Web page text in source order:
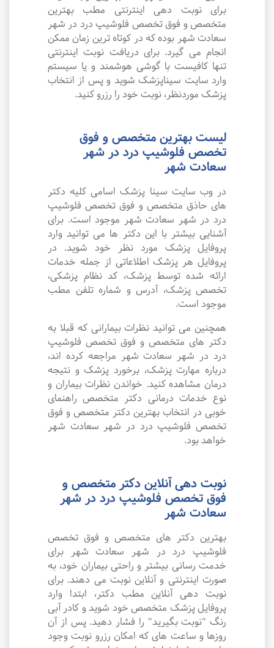
برای نوبت دهی اینترنتی مطب بهترین
متخصص و فوق تخصص فلوشیپ درد در شهر
سعادت شهر بوده که در کوتاه ترین زمان ممکن
انجام می گیرد. برای دریافت نوبت اینترنتی
تنها کافیست با گوشی هوشمند و یا سیستم
وارد سایت سیناپزشک شوید و پس از انتخاب
پزشک موردنظر، نوبت خود را رزرو کنید.
لیست بهترین متخصص و فوق
تخصص فلوشیپ درد در شهر
سعادت شهر
در وب سایت سینا پزشک اسامی کلیه دکتر
های حاذق متخصص و فوق تخصص فلوشیپ
درد در شهر سعادت شهر موجود است. برای
آشنایی بیشتر با این دکتر ها می توانید وارد
پروفایل پزشک مورد نظر خود شوید. در
پروفایل هر پزشک اطلاعاتی از جمله خدمات
ارائه شده توسط پزشک، کد نظام پزشکی،
تخصص پزشک، آدرس و شماره تلفن مطب
موجود است.
همچنین می توانید نظرات بیمارانی که قبلا به
دکتر های متخصص و فوق تخصص فلوشیپ
درد در شهر سعادت شهر مراجعه کرده اند،
درباره مهارت پزشک، برخورد پزشک و نتیجه
درمان مشاهده کنید. خواندن نظرات بیماران و
نوع خدمات درمانی دکتر متخصص راهنمای
خوبی در انتخاب بهترین دکتر متخصص و فوق
تخصص فلوشیپ درد در شهر سعادت شهر
خواهد بود.
نوبت دهی آنلاین دکتر متخصص و
فوق تخصص فلوشیپ درد در شهر
سعادت شهر
بهترین دکتر های متخصص و فوق تخصص
فلوشیپ درد در شهر سعادت شهر برای
خدمت رسانی بیشتر و راحتی بیماران خود، به
صورت اینترنتی و آنلاین نوبت می دهند. برای
نوبت دهی آنلاین مطب دکتر، ابتدا وارد
پروفایل پزشک متخصص خود شوید و کادر آبی
رنگ "نوبت بگیرید" را فشار دهید. پس از آن
روزها و ساعت های که امکان رزرو نوبت وجود